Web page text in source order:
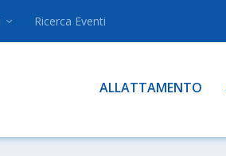
Ricerca Eventi
ALLATTAMENTO